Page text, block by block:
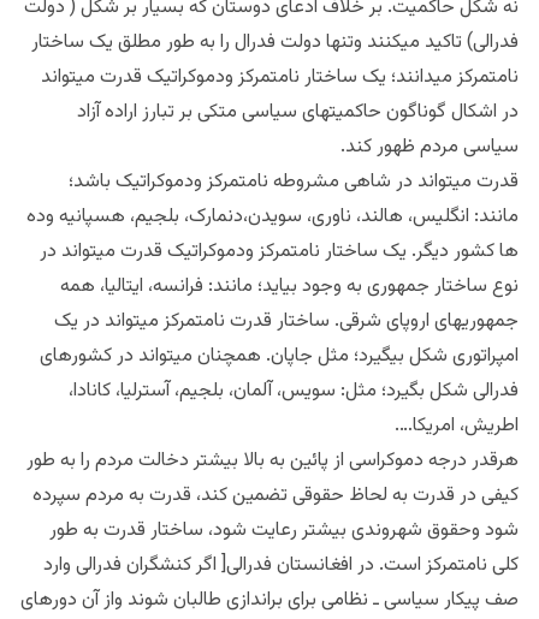
نه شکل حاکمیت. بر خلاف ادعای دوستان که بسیار بر شکل ( دولت
فدرالی) تاکید میکنند وتنها دولت فدرال را به طور مطلق یک ساختار
نامتمرکز میدانند؛ یک ساختار نامتمرکز ودموکراتیک قدرت میتواند
در اشکال گوناگون حاکمیتهای سیاسی متکی بر تبارز اراده آزاد
سیاسی مردم ظهور کند.
قدرت میتواند در شاهی مشروطه نامتمرکز ودموکراتیک باشد؛
مانند: انگلیس، هالند، ناوری، سویدن،دنمارک، بلجیم، هسپانیه وده
ها کشور دیگر. یک ساختار نامتمرکز ودموکراتیک قدرت میتواند در
نوع ساختار جمهوری به وجود بیاید؛ مانند: فرانسه، ایتالیا، همه
جمهوریهای اروپای شرقی. ساختار قدرت نامتمرکز میتواند در یک
امپراتوری شکل بیگیرد؛ مثل جاپان. همچنان میتواند در کشورهای
فدرالی شکل بگیرد؛ مثل: سویس، آلمان، بلجیم، آسترلیا، کانادا،
اطریش، امریکا….
هرقدر درجه دموکراسی از پائین به بالا بیشتر دخالت مردم را به طور
کیفی در قدرت به لحاظ حقوقی تضمین کند، قدرت به مردم سپرده
شود وحقوق شهروندی بیشتر رعایت شود، ساختار قدرت به طور
کلی نامتمرکز است. در افغانستان فدرالی[ اگر کنشگران فدرالی وارد
صف پیکار سیاسی ـ نظامی برای براندازی طالبان شوند واز آن دورهای